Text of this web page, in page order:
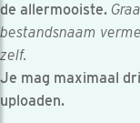
de allermooiste.
bestandsnaam
zelf.
Je mag maximaal
uploaden.